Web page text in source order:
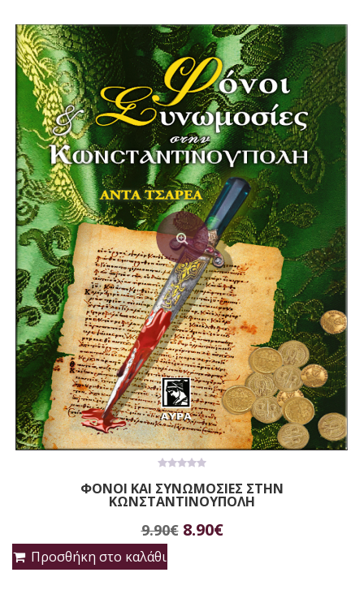
9.90€.είναι:
8.90€.
out
of
ΦΟΝΟΙ ΚΑΙ ΣΥΝΩΜΟΣΙΕΣ ΣΤΗΝ
ΚΩΝΣΤΑΝΤΙΝΟΥΠΟΛΗ
9.90€ Original
8.90€Η
Προσθήκη στο καλάθι